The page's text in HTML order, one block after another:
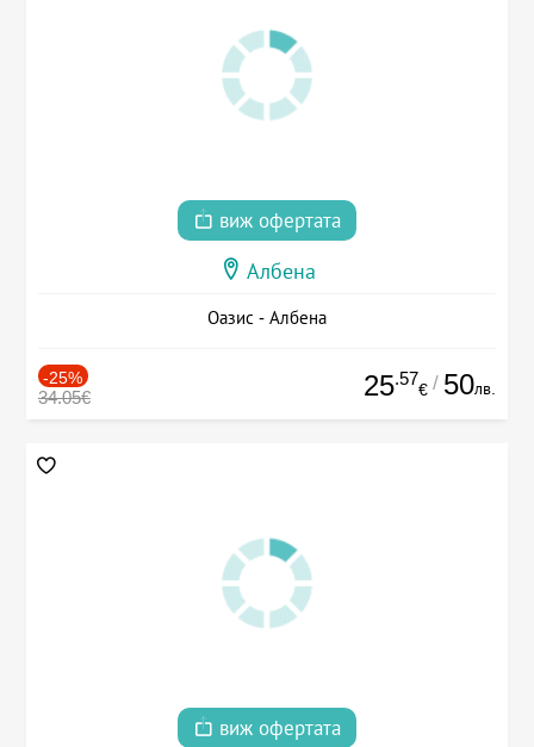
виж офертата
Албена
Оазис - Албена
-25%
34.05€ 25.57
€ / 50лв.
виж офертата